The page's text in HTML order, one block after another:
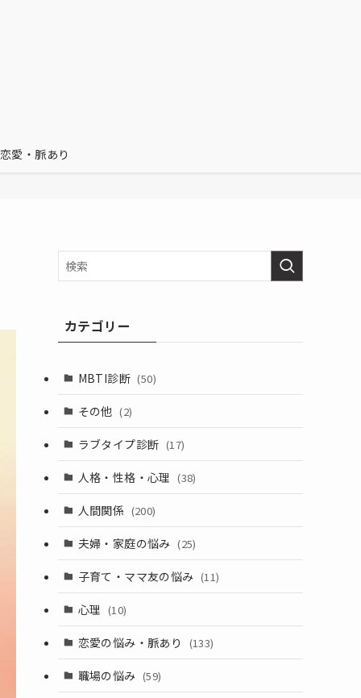
恋愛・脈あり
カテゴリー
MBTI診断 (50)
その他 (2)
ラブタイプ診断 (17)
人格・性格・心理 (38)
人間関係 (200)
夫婦・家庭の悩み (25)
子育て・ママ友の悩み (11)
心理 (10)
恋愛の悩み・脈あり (133)
職場の悩み (59)